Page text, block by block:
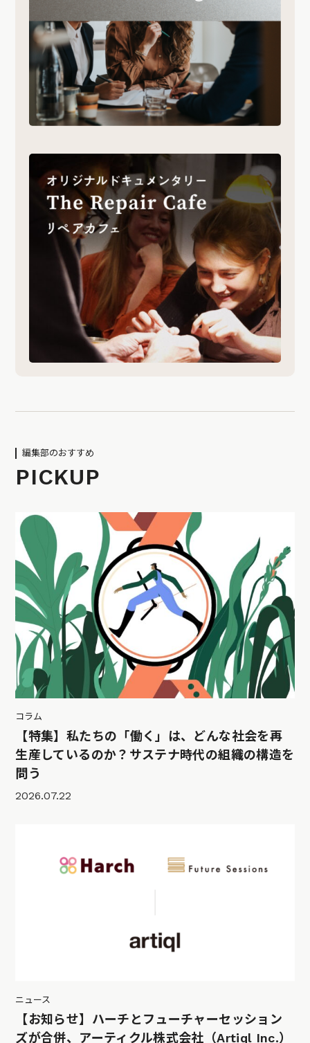
編集部のおすすめ
PICKUP
コラム
【特集】私たちの「働く」は、どんな社会を再
生産しているのか？サステナ時代の組織の構造を
問う
2026.07.22
ニュース
【お知らせ】ハーチとフューチャーセッション
ズが合併、アーティクル株式会社（Artiql Inc.）